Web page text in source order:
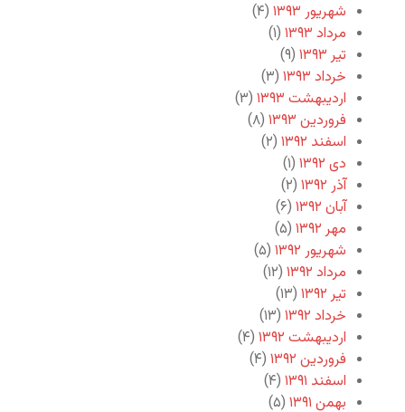
شهریور ۱۳۹۳
(۴)
مرداد ۱۳۹۳
(۱)
تیر ۱۳۹۳
(۹)
خرداد ۱۳۹۳
(۳)
اردیبهشت ۱۳۹۳
(۳)
فروردین ۱۳۹۳
(۸)
اسفند ۱۳۹۲
(۲)
دی ۱۳۹۲
(۱)
آذر ۱۳۹۲
(۲)
آبان ۱۳۹۲
(۶)
مهر ۱۳۹۲
(۵)
شهریور ۱۳۹۲
(۵)
مرداد ۱۳۹۲
(۱۲)
تیر ۱۳۹۲
(۱۳)
خرداد ۱۳۹۲
(۱۳)
اردیبهشت ۱۳۹۲
(۴)
فروردین ۱۳۹۲
(۴)
اسفند ۱۳۹۱
(۴)
بهمن ۱۳۹۱
(۵)